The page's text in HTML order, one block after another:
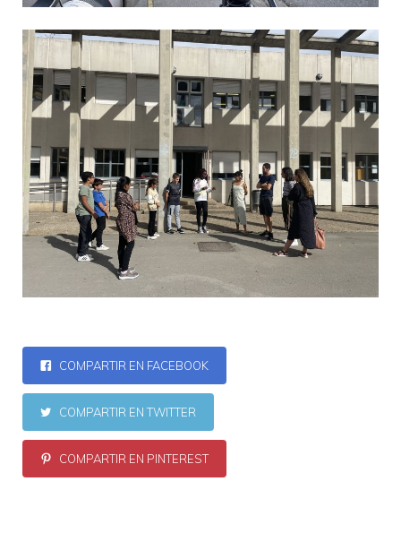
COMPARTIR EN FACEBOOK
COMPARTIR EN TWITTER
COMPARTIR EN PINTEREST